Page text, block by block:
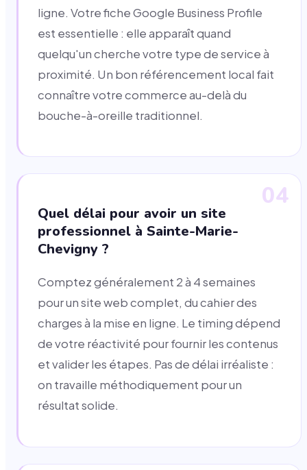
ligne. Votre fiche Google Business Profile
est essentielle : elle apparaît quand
quelqu'un cherche votre type de service à
proximité. Un bon référencement local fait
connaître votre commerce au-delà du
bouche-à-oreille traditionnel.
04
Quel délai pour avoir un site
professionnel à Sainte-Marie-
Chevigny ?
Comptez généralement 2 à 4 semaines
pour un site web complet, du cahier des
charges à la mise en ligne. Le timing dépend
de votre réactivité pour fournir les contenus
et valider les étapes. Pas de délai irréaliste :
on travaille méthodiquement pour un
résultat solide.